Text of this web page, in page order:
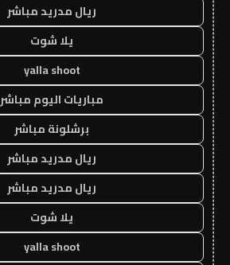
ريال مدريد مباشر
يلا شوت
yalla shoot
مباريات اليوم مباشر
برشلونة مباشر
ريال مدريد مباشر
ريال مدريد مباشر
يلا شوت
yalla shoot